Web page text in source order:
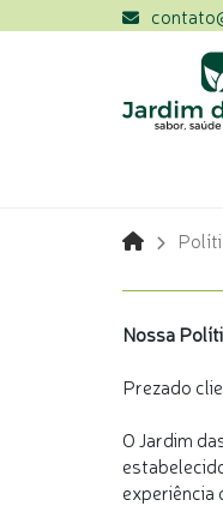
Nossa
Prezado
O Jardim
experiência